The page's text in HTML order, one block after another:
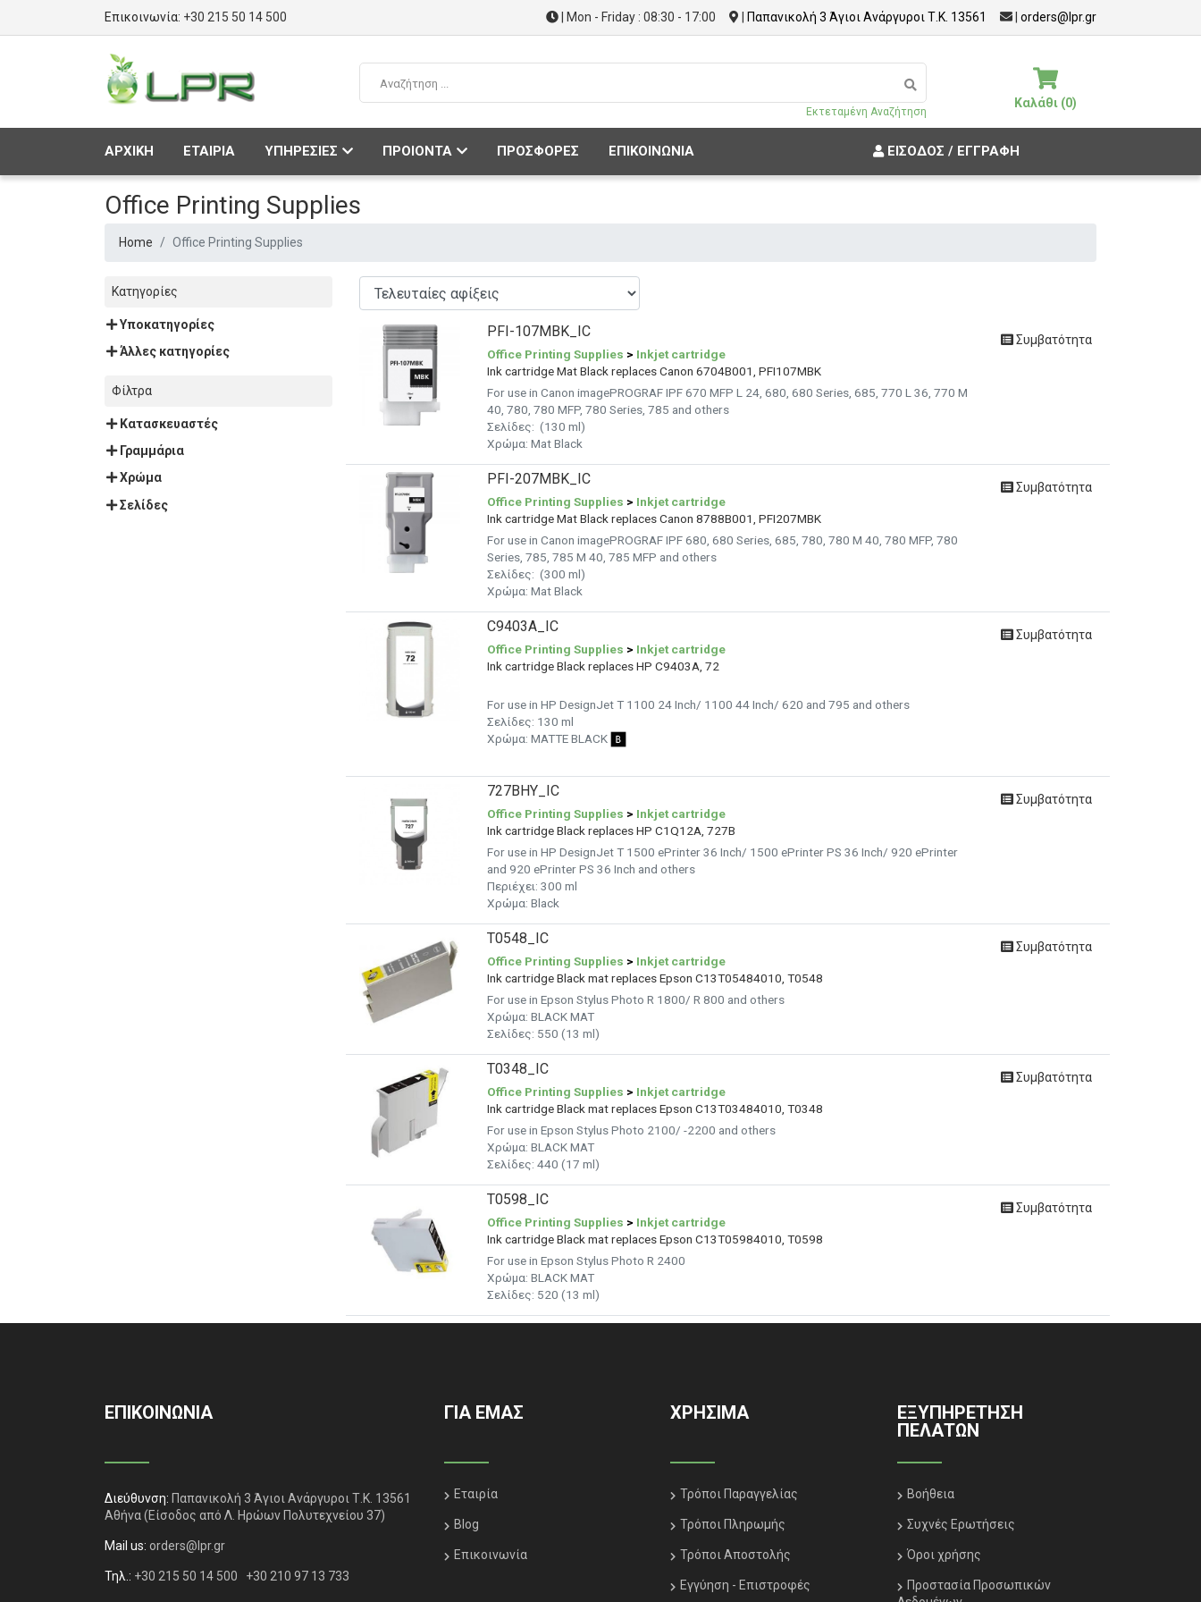
Επικοινωνία: +30 215 50 14 500 | Mon - Friday : 08:30 - 17:00 Παπανικολή 3 Άγιοι Ανάργυροι Τ.Κ. 13561 orders@lpr.gr
Εκτεταμένη Αναζήτηση
Καλάθι (0)
ΑΡΧΙΚΗ ΕΤΑΙΡΙΑ ΥΠΗΡΕΣΙΕΣ ΠΡΟΙΟΝΤΑ ΠΡΟΣΦΟΡΕΣ ΕΠΙΚΟΙΝΩΝΙΑ ΕΊΣΟΔΟΣ / ΕΓΓΡΑΦΉ
Office Printing Supplies
Home Office Printing Supplies
Κατηγορίες
Υποκατηγορίες
Άλλες κατηγορίες
Φίλτρα
Κατασκευαστές
Γραμμάρια
Χρώμα
Σελίδες
PFI-107MBK_IC
Office Printing Supplies > Inkjet cartridge
Ink cartridge Mat Black replaces Canon 6704B001, PFI107MBK
For use in Canon imagePROGRAF IPF 670 MFP L 24, 680, 680 Series, 685, 770 L 36, 770 M
40, 780, 780 MFP, 780 Series, 785 and others
Σελίδες: (130 ml)
Χρώμα: MatBlack
Συμβατότητα
PFI-207MBK_IC
Office Printing Supplies > Inkjet cartridge
Ink cartridge Mat Black replaces Canon 8788B001, PFI207MBK
For use in Canon imagePROGRAF IPF 680, 680 Series, 685, 780, 780 M 40, 780 MFP, 780
Series, 785, 785 M 40, 785 MFP and others
Σελίδες: (300 ml)
Χρώμα: MatBlack
Συμβατότητα
C9403A_IC
Office Printing Supplies > Inkjet cartridge
Ink cartridge Black replaces HP C9403A, 72
For use in HP DesignJet T 1100 24 Inch/ 1100 44 Inch/ 620 and 795 and others
Σελίδες: 130 ml
Χρώμα: MATTE BLACK
Συμβατότητα
727BHY_IC
Office Printing Supplies > Inkjet cartridge
Ink cartridge Black replaces HP C1Q12A, 727B
For use in HP DesignJet T 1500 ePrinter 36 Inch/ 1500 ePrinter PS 36 Inch/ 920 ePrinter
and 920 ePrinter PS 36 Inch and others
Περιέχει: 300 ml
Χρώμα: Black
Συμβατότητα
T0548_IC
Office Printing Supplies > Inkjet cartridge
Ink cartridge Black mat replaces Epson C13T05484010, T0548
For use in Epson Stylus Photo R 1800/ R 800 and others
Χρώμα: BLACK MAT
Σελίδες: 550 (13 ml)
Συμβατότητα
T0348_IC
Office Printing Supplies > Inkjet cartridge
Ink cartridge Black mat replaces Epson C13T03484010, T0348
For use in Epson Stylus Photo 2100/ -2200 and others
Χρώμα: BLACK MAT
Σελίδες: 440 (17 ml)
Συμβατότητα
T0598_IC
Office Printing Supplies > Inkjet cartridge
Ink cartridge Black mat replaces Epson C13T05984010, T0598
For use in Epson Stylus Photo R 2400
Χρώμα: BLACK MAT
Σελίδες: 520 (13 ml)
Συμβατότητα
ΕΠΙΚΟΙΝΩΝΙΑ
Διεύθυνση: Παπανικολή 3 Άγιοι Ανάργυροι Τ.Κ. 13561
Αθήνα(Είσοδος από Λ. Ηρώων Πολυτεχνείου 37)
Mail us: orders@lpr.gr
Τηλ.: +30 215 50 14 500 +30 210 97 13 733
ΓΙΑ ΕΜΑΣ
Εταιρία
Blog
Επικοινωνία
ΧΡΗΣΙΜΑ
Τρόποι Παραγγελίας
Τρόποι Πληρωμής
Τρόποι Αποστολής
Εγγύηση - Επιστροφές
ΕΞΥΠΗΡΈΤΗΣΗ
ΠΕΛΑΤΏΝ
Βοήθεια
Συχνές Ερωτήσεις
Όροι χρήσης
Προστασία Προσωπικών